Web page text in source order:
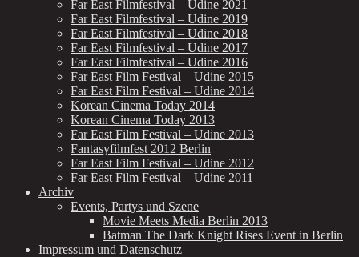
Far East Filmfestival – Udine 2021
Far East Filmfestival – Udine 2019
Far East Filmfestival – Udine 2018
Far East Filmfestival – Udine 2017
Far East Filmfestival – Udine 2016
Far East Film Festival – Udine 2015
Far East Film Festival – Udine 2014
Korean Cinema Today 2014
Korean Cinema Today 2013
Far East Film Festival – Udine 2013
Fantasyfilmfest 2012 Berlin
Far East Film Festival – Udine 2012
Far East Film Festival – Udine 2011
Archiv
Events, Partys und Szene
Movie Meets Media Berlin 2013
Batman The Dark Knight Rises Event in Berlin
Impressum und Datenschutz